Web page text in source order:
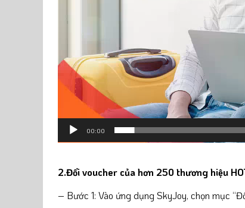
00:00
2.Đổi voucher của hơn 250 thương hiệu
– Bước 1: Vào ứng dụng SkyJoy, chọn mục